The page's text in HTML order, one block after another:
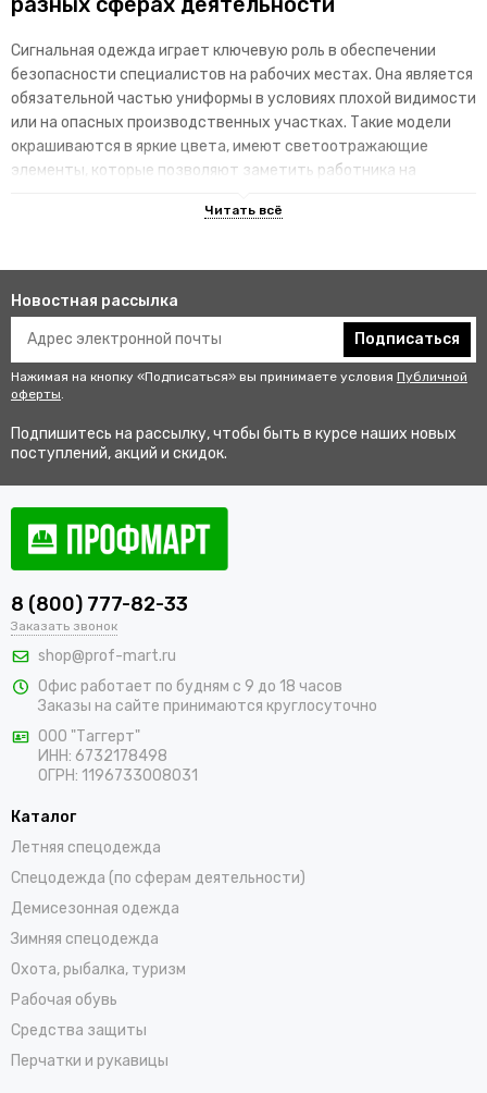
Сигнальная одежда играет ключевую роль в обеспечении
безопасности специалистов на рабочих местах. Она является
обязательной частью униформы в условиях плохой видимости
или на опасных производственных участках. Такие модели
окрашиваются в яркие цвета, имеют светоотражающие
элементы, которые позволяют заметить работника на
изделий
Гарантируют улучшенную видимость человека и его
безопасность на рабочем месте. В результате этого
снижается риск аварии и получения травмы.
Не мешаются во время выполнения профессиональных
Соответствуют стандартам качества, так как проходят
Купить одежду сигнальную для
работников оптом и в розницу с
доставкой по Красноярску
В интернет-магазине «ПрофМарт» можно купить сигнальную
одежду для персонала. Мы работаем с оптовыми и
розничными покупателями. Предлагаем на выбор сигнальные
жилеты, сезонные костюмы, брюки и прочие составляющие
униформы в ярких заметных цветах. Доставка покупок,
которые оформляются на сайте, осуществляется по
Красноярску и остальным населенным пунктам России.
Новостная рассылка
Подписаться
Нажимая на кнопку «Подписаться» вы принимаете условия Публичной
оферты.
Подпишитесь на рассылку, чтобы быть в курсе наших новых
поступлений, акций и скидок.
8 (800) 777-82-33
Заказать звонок
shop@prof-mart.ru
Офис работает по будням с 9 до 18 часов
Заказы на сайте принимаются круглосуточно
ООО "Таггерт"
ИНН: 6732178498
ОГРН: 1196733008031
Каталог
Летняя спецодежда
Спецодежда (по сферам деятельности)
Демисезонная одежда
Зимняя спецодежда
Охота, рыбалка, туризм
Рабочая обувь
Средства защиты
Перчатки и рукавицы